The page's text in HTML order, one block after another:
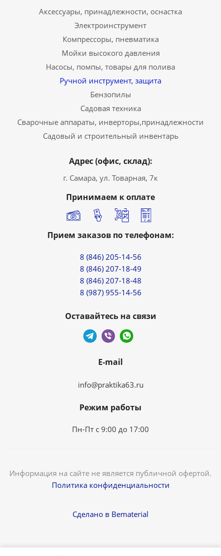
Аксессуары, принадлежности, оснастка
Электроинструмент
Компрессоры, пневматика
Мойки высокого давления
Насосы, помпы, товары для полива
Ручной инструмент, защита
Бензопилы
Садовая техника
Сварочные аппараты, инверторы,принадлежности
Садовый и строительный инвентарь
Адрес (офис, склад):
г. Самара, ул. Товарная, 7к
Принимаем к оплате
Прием заказов по телефонам:
8 (846) 205-14-56
8 (846) 207-18-49
8 (846) 207-18-48
8 (987) 955-14-56
Оставайтесь на связи
E-mail
info@praktika63.ru
Режим работы
Пн-Пт с 9:00 до 17:00
Информация на сайте не является публичной офертой.
Политика конфиденциальности
Сделано в Bematerial